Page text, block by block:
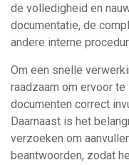
de volledigheid en
documentatie, de
andere interne
Om een snelle
raadzaam om ervoor
documenten correct
Daarnaast is het
verzoeken om
beantwoorden, zodat